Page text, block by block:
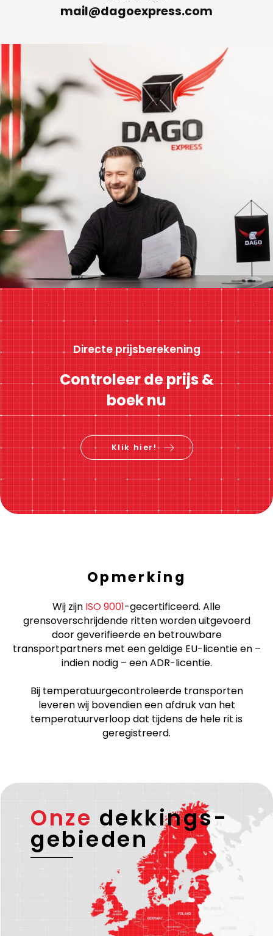
mail@dagoexpress.com
Directe prijsberekening
Controleer de prijs &
boek nu
Klik hier!
Opmerking
Wij zijn ISO 9001-gecertificeerd. Alle
grensoverschrijdende ritten worden uitgevoerd
door geverifieerde en betrouwbare
transportpartners met een geldige EU-licentie en –
indien nodig – een ADR-licentie.
Bij temperatuurgecontroleerde transporten
leveren wij bovendien een afdruk van het
temperatuurverloop dat tijdens de hele rit is
geregistreerd.
Onze dekkings-
gebieden